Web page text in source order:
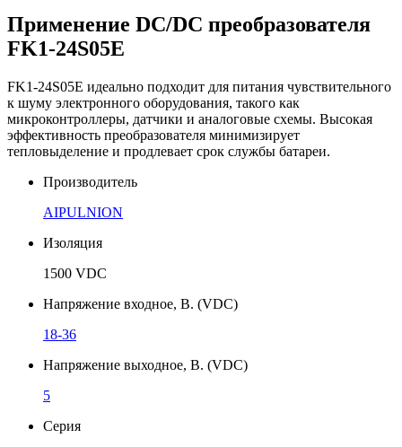
Применение DC/DC преобразователя
FK1-24S05E
FK1-24S05E идеально подходит для питания чувствительного
к шуму электронного оборудования, такого как
микроконтроллеры, датчики и аналоговые схемы. Высокая
эффективность преобразователя минимизирует
тепловыделение и продлевает срок службы батареи.
Производитель
AIPULNION
Изоляция
1500 VDC
Напряжение входное, В. (VDC)
18-36
Напряжение выходное, В. (VDC)
5
Серия